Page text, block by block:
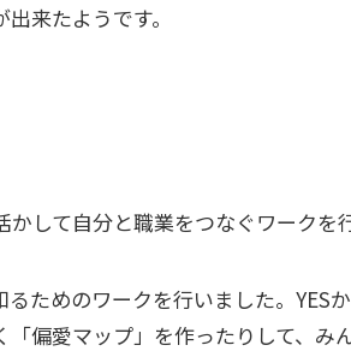
来たようです。
して自分と職業をつなぐワークを
ためのワークを行いました。YES
偏愛マップ」を作ったりして、み